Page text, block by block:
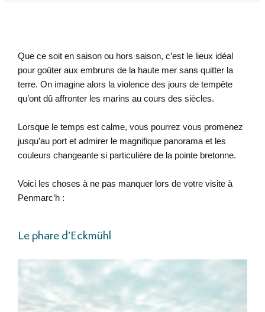
Que ce soit en saison ou hors saison, c’est le lieux idéal
pour goûter aux embruns de la haute mer sans quitter la
terre. On imagine alors la violence des jours de tempête
qu’ont dû affronter les marins au cours des siècles.
Lorsque le temps est calme, vous pourrez vous promenez
jusqu’au port et admirer le magnifique panorama et les
couleurs changeante si particulière de la pointe bretonne.
Voici les choses à ne pas manquer lors de votre visite à
Penmarc’h :
Le phare d’Eckmühl